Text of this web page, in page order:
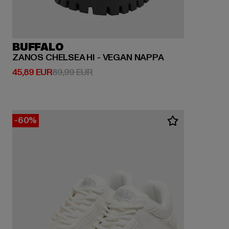
BUFFALO
ZANOS CHELSEA HI - VEGAN NAPPA
45,89 EUR
Derzeitiger Preis: 45,89 EUR
89,99 EURAktionspreis: 89,99 EUR
-60%